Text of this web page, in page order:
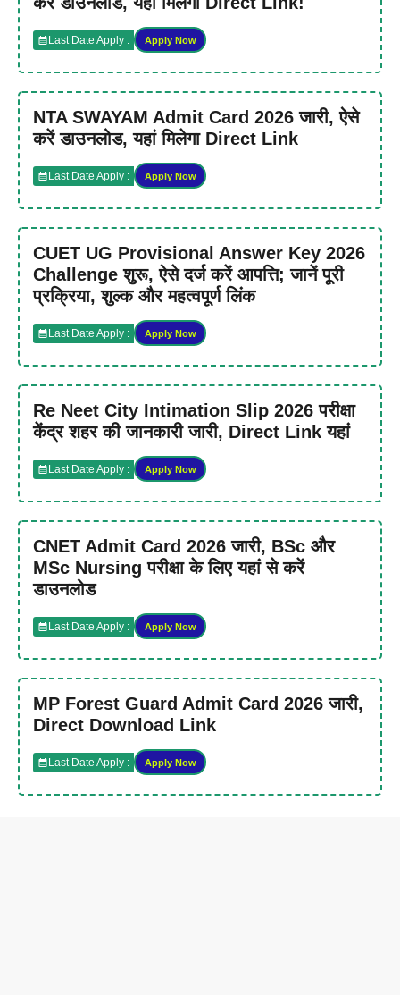
Last Date Apply : Apply Now
NTA SWAYAM Admit Card 2026 जारी, ऐसे
करें डाउनलोड, यहां मिलेगा Direct Link
Last Date Apply : Apply Now
CUET UG Provisional Answer Key 2026
Challenge शुरू, ऐसे दर्ज करें आपत्ति; जानें पूरी
प्रक्रिया, शुल्क और महत्वपूर्ण लिंक
Last Date Apply : Apply Now
Re Neet City Intimation Slip 2026 परीक्षा
केंद्र शहर की जानकारी जारी, Direct Link यहां
Last Date Apply : Apply Now
CNET Admit Card 2026 जारी, BSc और
MSc Nursing परीक्षा के लिए यहां से करें
डाउनलोड
Last Date Apply : Apply Now
MP Forest Guard Admit Card 2026 जारी,
Direct Download Link
Last Date Apply : Apply Now